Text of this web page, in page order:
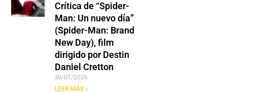
Crítica de “Spider-
Man: Un nuevo día”
(Spider-Man: Brand
New Day), film
dirigido por Destin
Daniel Cretton
30/07/2026
LEER MÁS »